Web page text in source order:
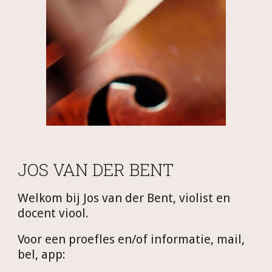
JOS VAN DER BENT
Welkom bij Jos van der Bent, violist en
docent viool.
Voor een proefles en/of informatie, mail,
bel, app: